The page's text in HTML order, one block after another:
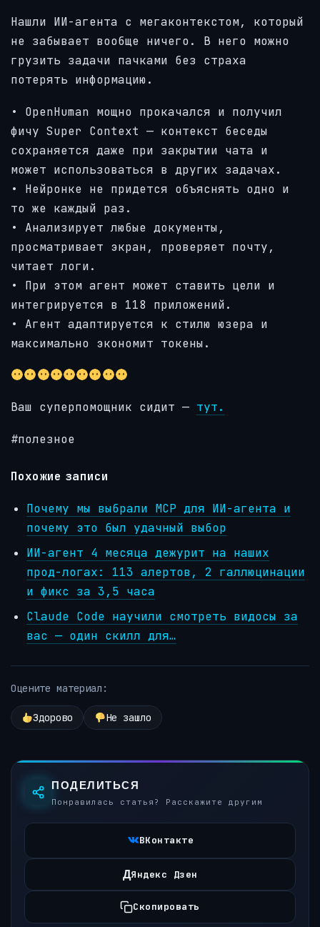
Нашли ИИ-агента с мегаконтекстом, который
не забывает вообще ничего. В него можно
грузить задачи пачками без страха
потерять информацию.
• OpenHuman мощно прокачался и получил
фичу Super Context — контекст беседы
сохраняется даже при закрытии чата и
может использоваться в других задачах.
• Нейронке не придется объяснять одно и
то же каждый раз.
• Анализирует любые документы,
просматривает экран, проверяет почту,
читает логи.
• При этом агент может ставить цели и
интегрируется в 118 приложений.
• Агент адаптируется к стилю юзера и
максимально экономит токены.
Ваш суперпомощник сидит — тут.
#полезное
Похожие записи
Почему мы выбрали MCP для ИИ-агента и
почему это был удачный выбор
ИИ-агент 4 месяца дежурит на наших
прод-логах: 113 алертов, 2 галлюцинации
и фикс за 3,5 часа
Claude Code научили смотреть видосы за
вас — один скилл для…
Оцените материал:
Здорово Не зашло
ПОДЕЛИТЬСЯ
Понравилась статья? Расскажите другим
ВКонтакте
ДЯндекс Дзен
Скопировать